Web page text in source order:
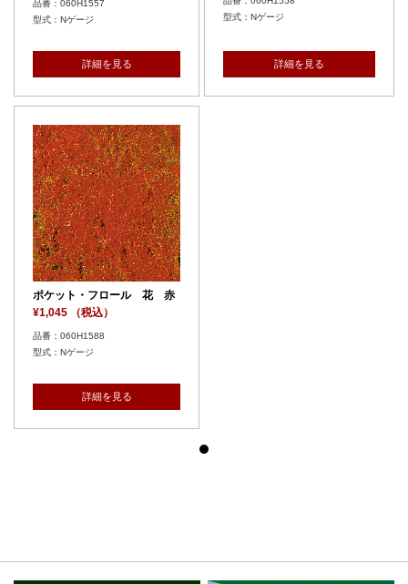
品番：060H1557
型式：Nゲージ
詳細を見る
型式：Nゲージ
詳細を見る
ポケット・フロール 花 赤
¥1,045 （税込）
品番：060H1588
型式：Nゲージ
詳細を見る